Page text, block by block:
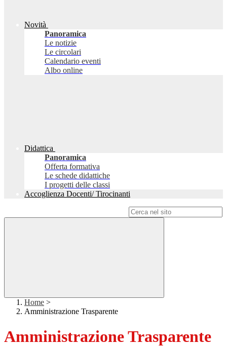
Novità
Panoramica
Le notizie
Le circolari
Calendario eventi
Albo online
Didattica
Panoramica
Offerta formativa
Le schede didattiche
I progetti delle classi
Accoglienza Docenti/ Tirocinanti
Home >
Amministrazione Trasparente
Amministrazione Trasparente